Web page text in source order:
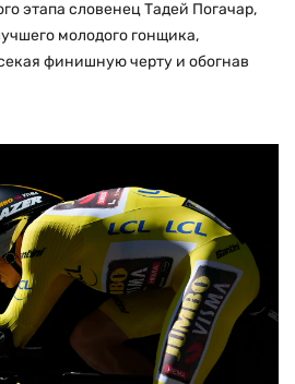
этапа словенец Тадей Погачар,
молодого гонщика,
финишную черту и обогнав